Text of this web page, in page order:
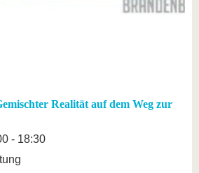
Realität auf dem Weg zur
- 18:30